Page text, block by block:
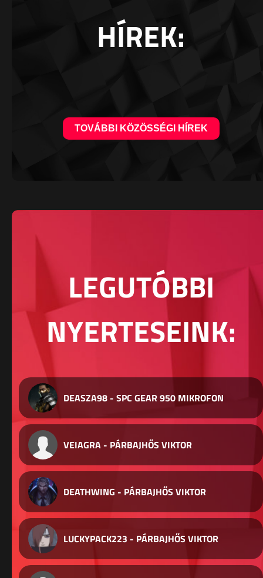
HÍREK:
TOVÁBBI KÖZÖSSÉGI HÍREK
LEGUTÓBBI
NYERTESEINK:
DEASZA98 - SPC GEAR 950 MIKROFON
VEIAGRA - PÁRBAJHŐS VIKTOR
DEATHWING - PÁRBAJHŐS VIKTOR
LUCKYPACK223 - PÁRBAJHŐS VIKTOR